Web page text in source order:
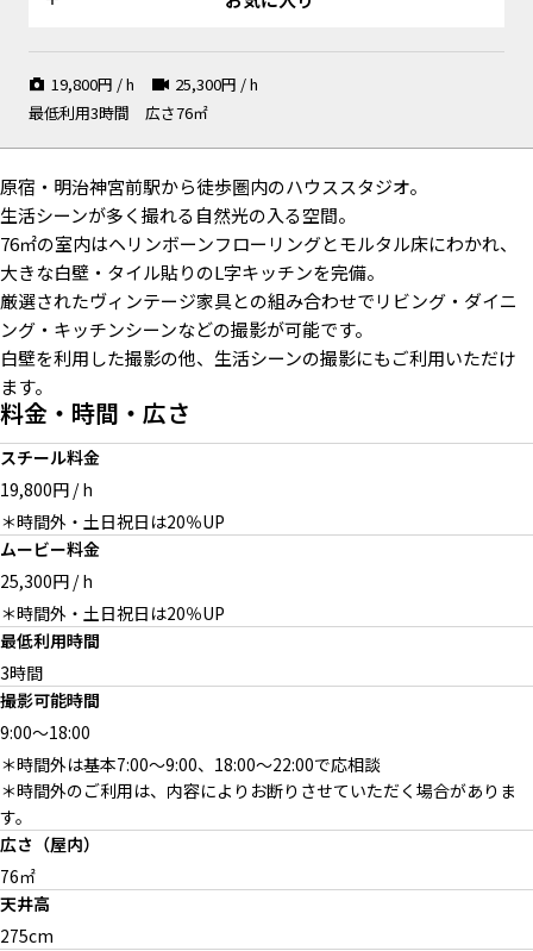
カーテンで仕切って モルタルの質感がよいアール壁 モダンなカラー
奥行きのゆったりとしたベラン
ダ
シンプルモダンな家具を合わせ
て
ヘリンボーン床
撮影機材
メイク＋フィッティングスペー
ス
19,800円 / h 25,300円 / h
最低利用3時間
広さ76㎡
原宿・明治神宮前駅から徒歩圏内のハウススタジオ。
生活シーンが多く撮れる自然光の入る空間。
76㎡の室内はヘリンボーンフローリングとモルタル床にわかれ、
大きな白壁・タイル貼りのL字キッチンを完備。
厳選されたヴィンテージ家具との組み合わせでリビング・ダイニ
ング・キッチンシーンなどの撮影が可能です。
白壁を利用した撮影の他、生活シーンの撮影にもご利用いただけ
ます。
料金・時間・広さ
スチール料金
19,800円 / h
＊時間外・土日祝日は20％UP
ムービー料金
25,300円 / h
＊時間外・土日祝日は20％UP
最低利用時間
3時間
撮影可能時間
9:00～18:00
＊時間外は基本7:00〜9:00、18:00〜22:00で応相談
＊時間外のご利用は、内容によりお断りさせていただく場合がありま
す。
広さ（屋内）
76㎡
天井高
275cm